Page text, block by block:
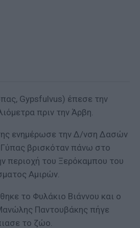
Gypsfulvus) έπεσε την
πριν την Άρβη.
ενημέρωσε την Δ/νση Δασών
Γύπας βρισκόταν πάνω στο
περιοχή του Ξερόκαμπου του
Αμιρών.
το Φυλάκιο Βιάννου και ο
Παντουβάκης πήγε
το ζώο.